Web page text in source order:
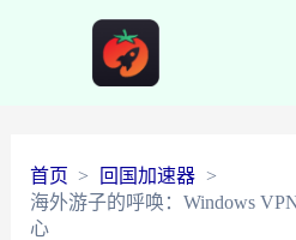
首页
回国加速器
海外游子的呼唤：Windows
心